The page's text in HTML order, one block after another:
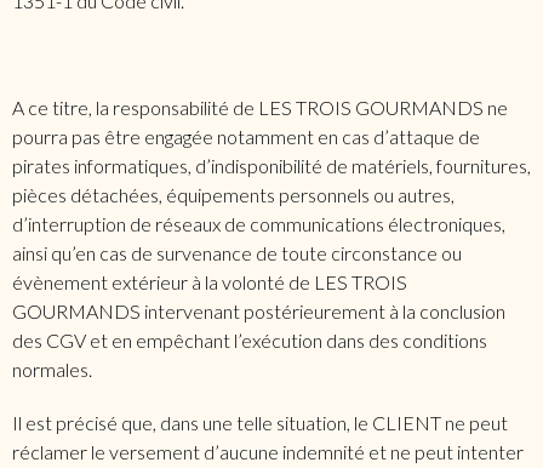
A ce titre, la responsabilité de LES TROIS GOURMANDS ne
pourra pas être engagée notamment en cas d’attaque de
pirates informatiques, d’indisponibilité de matériels, fournitures,
pièces détachées, équipements personnels ou autres,
d’interruption de réseaux de communications électroniques,
ainsi qu’en cas de survenance de toute circonstance ou
évènement extérieur à la volonté de LES TROIS
GOURMANDS intervenant postérieurement à la conclusion
des CGV et en empêchant l’exécution dans des conditions
normales.
Il est précisé que, dans une telle situation, le CLIENT ne peut
réclamer le versement d’aucune indemnité et ne peut intenter